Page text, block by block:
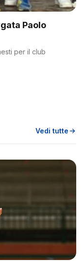
Paolo
per il club
Vedi tutte